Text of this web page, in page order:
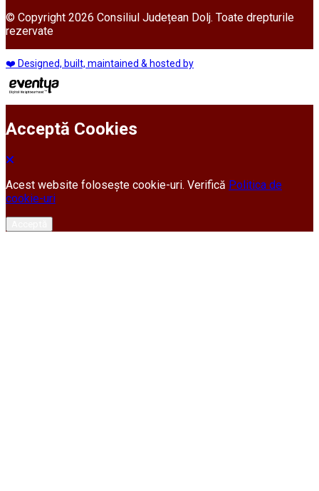
© Copyright 2026 Consiliul Județean Dolj. Toate drepturile
rezervate
❤️ Designed, built, maintained & hosted by
Acceptă Cookies
Acest website folosește cookie-uri. Verifică Politica de
cookie-uri